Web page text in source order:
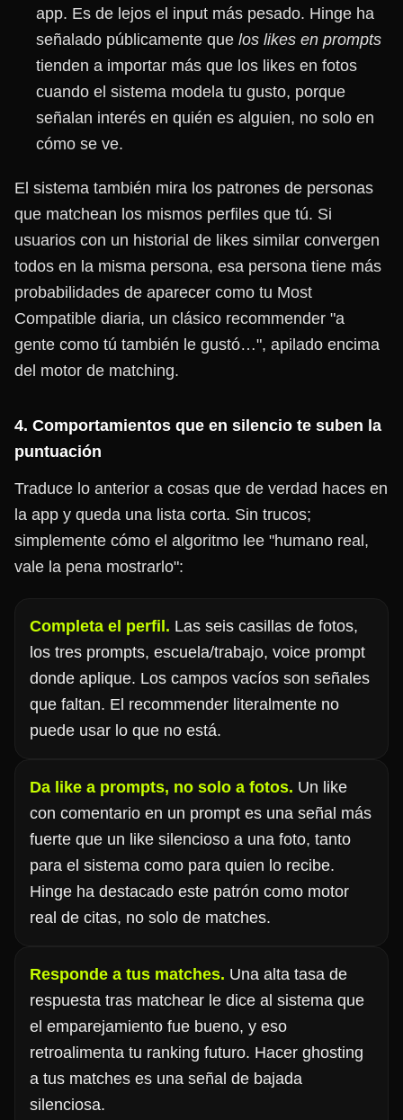
app. Es de lejos el input más pesado. Hinge ha
señalado públicamente que los likes en prompts
tienden a importar más que los likes en fotos
cuando el sistema modela tu gusto, porque
señalan interés en quién es alguien, no solo en
cómo se ve.
El sistema también mira los patrones de personas
que matchean los mismos perfiles que tú. Si
usuarios con un historial de likes similar convergen
todos en la misma persona, esa persona tiene más
probabilidades de aparecer como tu Most
Compatible diaria, un clásico recommender "a
gente como tú también le gustó…", apilado encima
del motor de matching.
4. Comportamientos que en silencio te suben la
puntuación
Traduce lo anterior a cosas que de verdad haces en
la app y queda una lista corta. Sin trucos;
simplemente cómo el algoritmo lee "humano real,
vale la pena mostrarlo":
Completa el perfil. Las seis casillas de fotos,
los tres prompts, escuela/trabajo, voice prompt
donde aplique. Los campos vacíos son señales
que faltan. El recommender literalmente no
puede usar lo que no está.
Da like a prompts, no solo a fotos. Un like
con comentario en un prompt es una señal más
fuerte que un like silencioso a una foto, tanto
para el sistema como para quien lo recibe.
Hinge ha destacado este patrón como motor
real de citas, no solo de matches.
Responde a tus matches. Una alta tasa de
respuesta tras matchear le dice al sistema que
el emparejamiento fue bueno, y eso
retroalimenta tu ranking futuro. Hacer ghosting
a tus matches es una señal de bajada
silenciosa.